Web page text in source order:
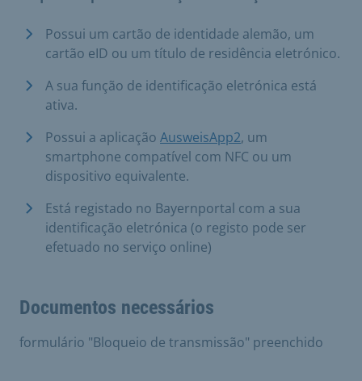
Possui um cartão de identidade alemão, um
cartão eID ou um título de residência eletrónico.
A sua função de identificação eletrónica está
ativa.
Possui a aplicação AusweisApp2, um
smartphone compatível com NFC ou um
dispositivo equivalente.
Está registado no Bayernportal com a sua
identificação eletrónica (o registo pode ser
efetuado no serviço online)
Documentos necessários
formulário "Bloqueio de transmissão" preenchido